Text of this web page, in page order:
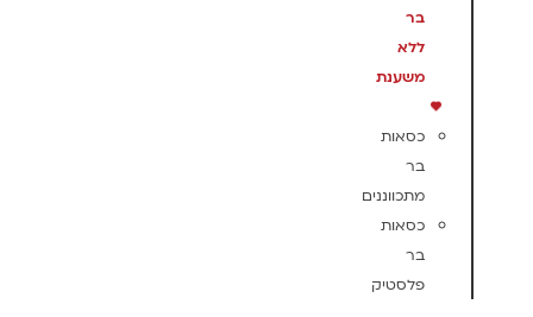
בר
ללא
משענת
כסאות
בר
מתכווננים
כסאות
בר
פלסטיק